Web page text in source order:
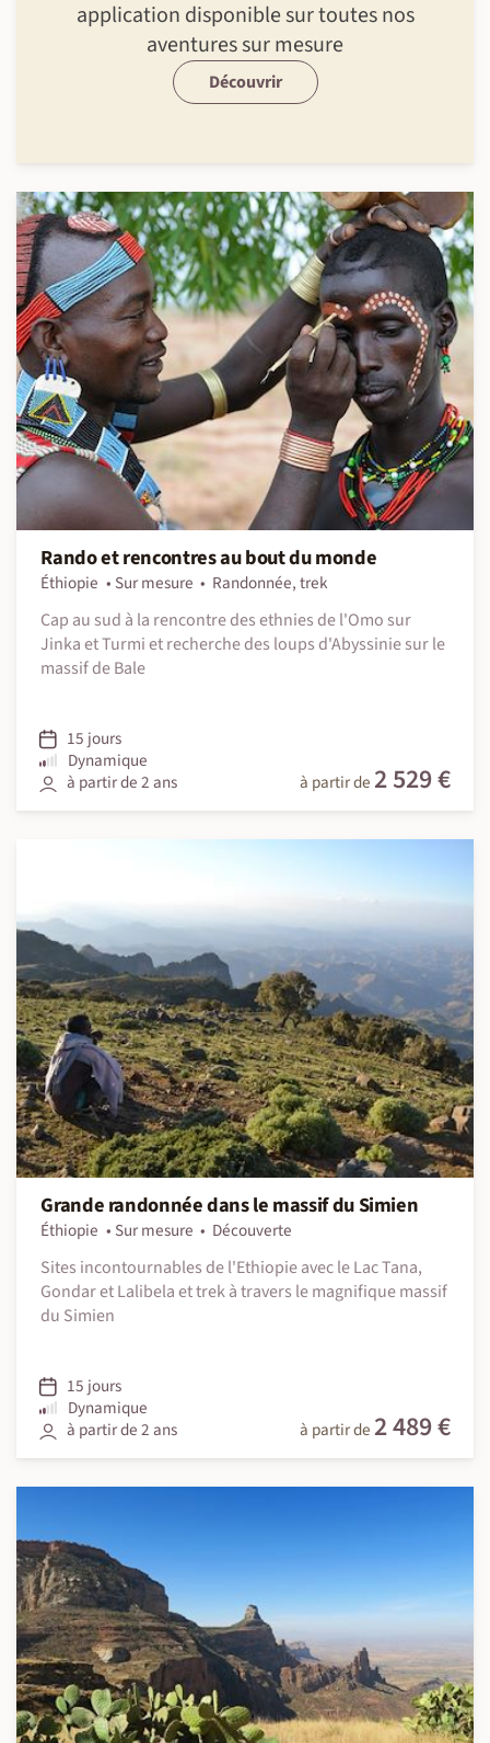
application disponible sur toutes nos
aventures sur mesure
Découvrir
Rando et rencontres au bout du monde
Éthiopie Sur mesure
Randonnée, trek
Cap au sud à la rencontre des ethnies de l'Omo sur
Jinka et Turmi et recherche des loups d'Abyssinie sur le
massif de Bale
15 jours
Dynamique
à partir de 2 ans
à partir de 2 529 €
Grande randonnée dans le massif du Simien
Éthiopie Sur mesure
Découverte
Sites incontournables de l'Ethiopie avec le Lac Tana,
Gondar et Lalibela et trek à travers le magnifique massif
du Simien
15 jours
Dynamique
à partir de 2 ans
à partir de 2 489 €